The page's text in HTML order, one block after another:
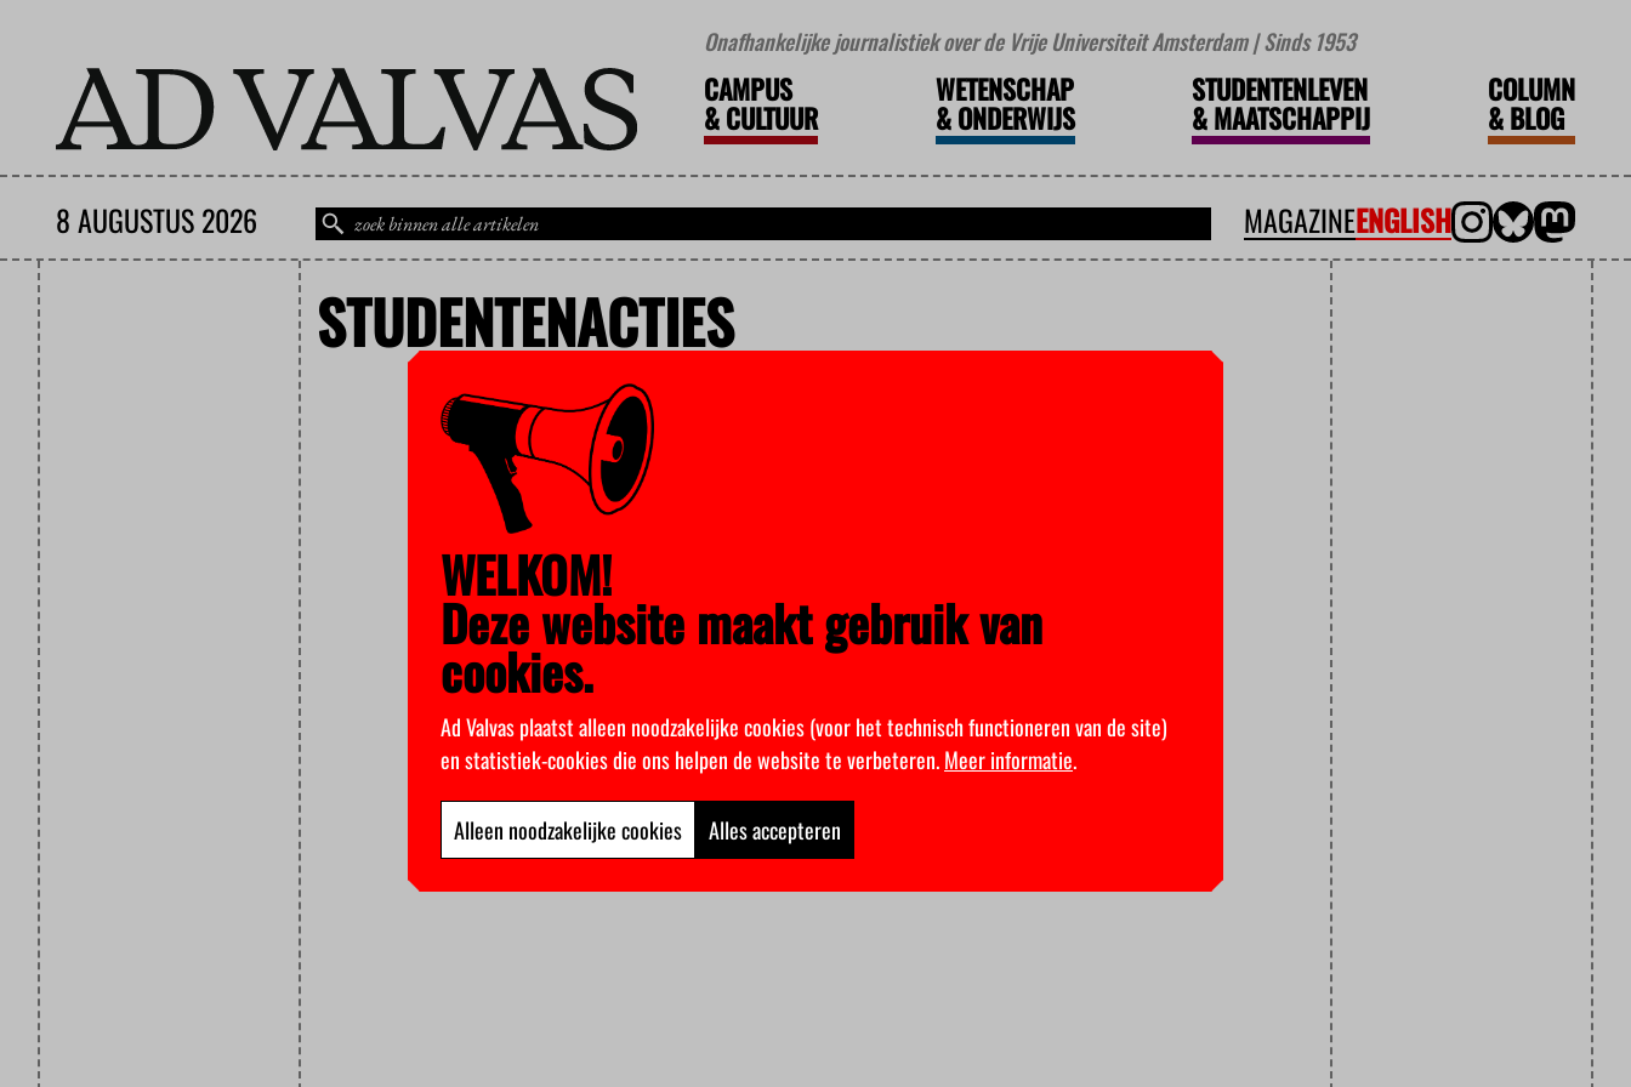
Onafhankelijke journalistiek over de Vrije Universiteit Amsterdam | Sinds 1953
CAMPUS
&CULTUUR
WETENSCHAP
&ONDERWIJS
STUDENTENLEVEN
&MAATSCHAPPIJ
COLUMN
&BLOG
8 AUGUSTUS 2026 MAGAZINEENGLISH
STUDENTENACTIES
WELKOM!
Deze website maakt gebruik van
cookies.
Ad Valvas plaatst alleen noodzakelijke cookies (voor het technisch functioneren van de site)
en statistiek-cookies die ons helpen de website te verbeteren.Meer informatie.
Alleen noodzakelijke cookies Alles accepteren